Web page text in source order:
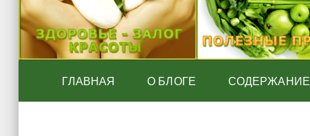
ГЛАВНАЯ О БЛОГЕ СОДЕРЖАНИЕ